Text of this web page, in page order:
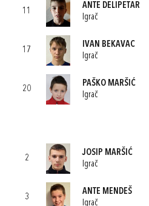
11
ANTE DELIPETAR
Igrač
17
IVAN BEKAVAC
Igrač
20
PAŠKO MARŠIĆ
Igrač
2
JOSIP MARŠIĆ
Igrač
3
ANTE MENDEŠ
Igrač